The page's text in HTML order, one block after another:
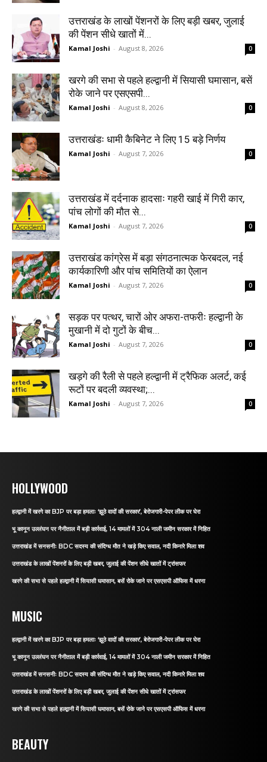
उत्तराखंड के लाखों पेंशनरों के लिए बड़ी खबर, जुलाई
की पेंशन सीधे खातों में...
Kamal Joshi - August 8, 2026 0
खरगे की सभा से पहले हल्द्वानी में सियासी घमासान, बसें
रोके जाने पर एसएसपी...
Kamal Joshi - August 8, 2026 0
उत्तराखंडः धामी कैबिनेट ने लिए 15 बड़े निर्णय
Kamal Joshi - August 7, 2026 0
उत्तराखंड में दर्दनाक हादसाः गहरी खाई में गिरी कार,
पांच लोगों की मौत से...
Kamal Joshi - August 7, 2026 0
उत्तराखंड कांग्रेस में बड़ा संगठनात्मक फेरबदल, नई
कार्यकारिणी और पांच समितियों का ऐलान
Kamal Joshi - August 7, 2026 0
सड़क पर पत्थर, चारों ओर अफरा-तफरीः हल्द्वानी के
मुखानी में दो गुटों के बीच...
Kamal Joshi - August 7, 2026 0
खड़गे की रैली से पहले हल्द्वानी में ट्रैफिक अलर्ट, कई
रूटों पर बदली व्यवस्था;...
Kamal Joshi - August 7, 2026 0
HOLLYWOOD
हल्द्वानी में खरगे का BJP पर बड़ा हमलाः ‘झूठे वादों की सरकार’, बेरोजगारी-पेपर लीक पर घेरा
भू कानून उल्लंघन पर नैनीताल में बड़ी कार्रवाई, 14 मामलों में 304 नाली जमीन सरकार में निहित
उत्तराखंड में सनसनीः BDC सदस्य की संदिग्ध मौत ने खड़े किए सवाल, नदी किनारे मिला शव
उत्तराखंड के लाखों पेंशनरों के लिए बड़ी खबर, जुलाई की पेंशन सीधे खातों में ट्रांसफर
खरगे की सभा से पहले हल्द्वानी में सियासी घमासान, बसें रोके जाने पर एसएसपी ऑफिस में धरना
MUSIC
हल्द्वानी में खरगे का BJP पर बड़ा हमलाः ‘झूठे वादों की सरकार’, बेरोजगारी-पेपर लीक पर घेरा
भू कानून उल्लंघन पर नैनीताल में बड़ी कार्रवाई, 14 मामलों में 304 नाली जमीन सरकार में निहित
उत्तराखंड में सनसनीः BDC सदस्य की संदिग्ध मौत ने खड़े किए सवाल, नदी किनारे मिला शव
उत्तराखंड के लाखों पेंशनरों के लिए बड़ी खबर, जुलाई की पेंशन सीधे खातों में ट्रांसफर
खरगे की सभा से पहले हल्द्वानी में सियासी घमासान, बसें रोके जाने पर एसएसपी ऑफिस में धरना
BEAUTY